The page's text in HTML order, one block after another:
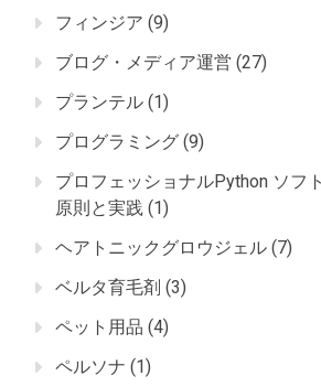
フィンジア (9)
ブログ・メディア運営 (27)
プランテル (1)
プログラミング (9)
プロフェッショナルPython ソフ
原則と実践 (1)
ヘアトニックグロウジェル (7)
ベルタ育毛剤 (3)
ペット用品 (4)
ペルソナ (1)